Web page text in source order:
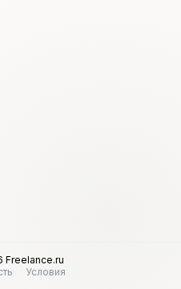
Freelance.ru
Условия